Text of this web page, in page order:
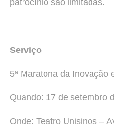
patrocínio são limitadas.
Serviço
5ª Maratona da Inovação
Quando: 17 de setembro
Onde: Teatro Unisinos –